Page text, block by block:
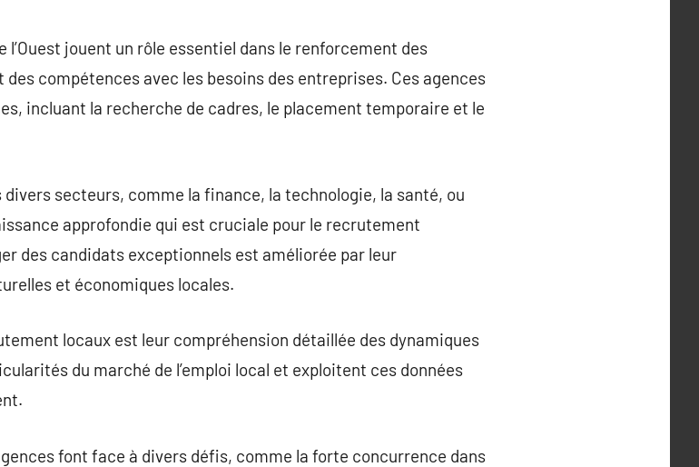
jouent un rôle essentiel dans le renforcement des
des compétences avec les besoins des entreprises. Ces agences
incluant la recherche de cadres, le placement temporaire et le
secteurs, comme la finance, la technologie, la santé, ou
approfondie qui est cruciale pour le recrutement
des candidats exceptionnels est améliorée par leur
et économiques locales.
locaux est leur compréhension détaillée des dynamiques
du marché de l’emploi local et exploitent ces données
font face à divers défis, comme la forte concurrence dans